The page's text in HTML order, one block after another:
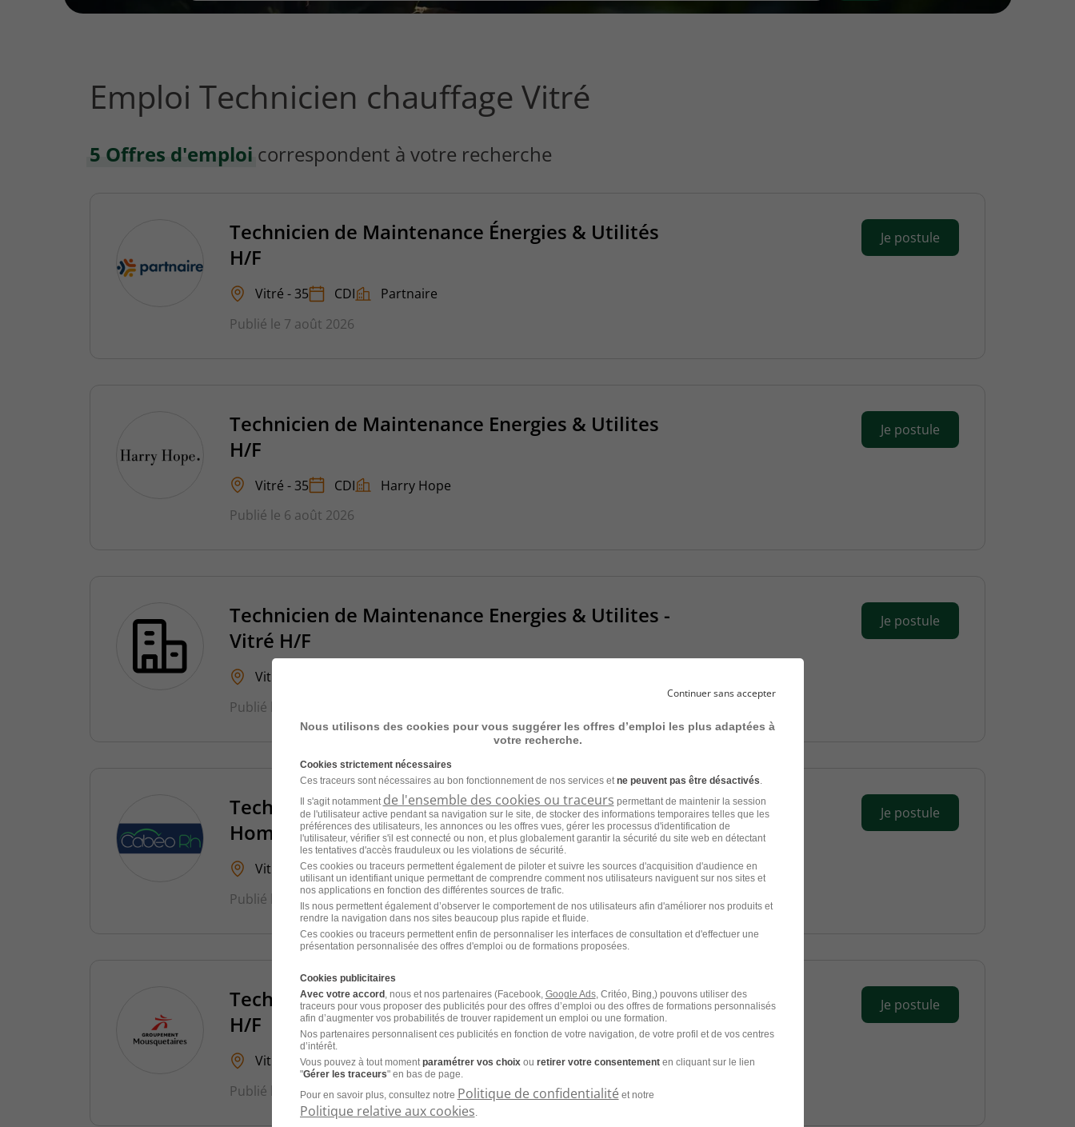
vous
ce
rechercher
Emploi Technicien chauffage Vitré
5 Offres d'emploi correspondent à votre recherche
Technicien de Maintenance Énergies & Utilités
H/F
Vitré - 35 CDI
Partnaire
Publié le 7 août 2026
Je postule
Technicien de Maintenance Energies & Utilites
H/F
Vitré - 35 CDI
Harry Hope
Publié le 6 août 2026
Je postule
Technicien de Maintenance Energies & Utilites -
Vitré H/F
Vitré - 35
Publié le 1 août 2026
Je postule
Technicien de Maintenance Energies -
Homogeneisation - Pasteurisation H/F
Vitré - 35 CDI
Cabeo RH
Publié le 16 avril 2026
Je postule
Technicien de Maintenance Energies & Utilites
H/F
Vitré - 35 CDI
Groupement Mousquetaires – Agromousquetaires
Publié le 2 février 2026
Je postule
Continuer sans accepter
Nous utilisons des cookies pour vous suggérer les offres d’emploi les plus adaptées à
votre recherche.
Cookies strictement nécessaires
Ces traceurs sont nécessaires au bon fonctionnement de nos services et ne peuvent pas être désactivés
Il s'agit notamment de l'ensemble des cookies ou traceurs permettant de maintenir la session
de l'utilisateur active pendant sa navigation sur le site, de stocker des informations temporaires telles que les
préférences des utilisateurs, les annonces ou les offres vues, gérer les processus d'identification de
l'utilisateur, vérifier s'il est connecté ou non, et plus globalement garantir la sécurité du site web en détectant
les tentatives d'accès frauduleux ou les violations de sécurité.
Ces cookies ou traceurs permettent également de piloter et suivre les sources d'acquisition d'audience en
utilisant un identifiant unique permettant de comprendre comment nos utilisateurs naviguent sur nos sites et
nos applications en fonction des différentes sources de trafic.
Ils nous permettent également d’observer le comportement de nos utilisateurs afin d'améliorer nos produits et
rendre la navigation dans nos sites beaucoup plus rapide et fluide.
Ces cookies ou traceurs permettent enfin de personnaliser les interfaces de consultation et d'effectuer une
présentation personnalisée des offres d'emploi ou de formations proposées.
Cookies publicitaires
Avec votre accord, nous et nos partenaires (Facebook, Google Ads, Critéo, Bing,) pouvons utiliser des
traceurs pour vous proposer des publicités pour des offres d’emploi ou des offres de formations personnalisés
afin d’augmenter vos probabilités de trouver rapidement un emploi ou une formation.
Nos partenaires personnalisent ces publicités en fonction de votre navigation, de votre profil et de vos centres
d’intérêt.
Vous pouvez à tout moment paramétrer vos choixou retirer votre consentementen cliquant sur le lien
"Gérer les traceurs" en bas de page.
Pour en savoir plus, consultez notre Politique de confidentialité et notre
Politique relative aux cookies